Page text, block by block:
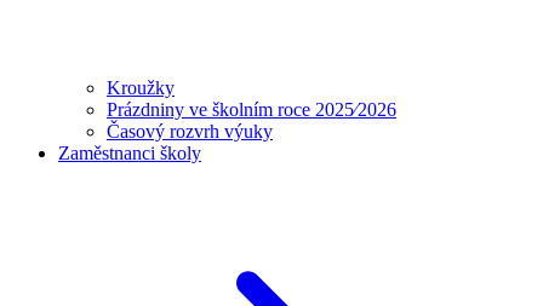
Kroužky
Prázdniny ve školním roce 2025⁄2026
Časový rozvrh výuky
Zaměstnanci školy